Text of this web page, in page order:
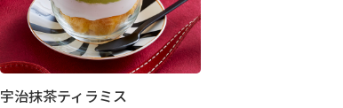
宇治抹茶ティラミス